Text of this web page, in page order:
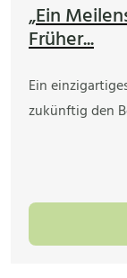
„Ein
Früher...
Ein
zukünftig den